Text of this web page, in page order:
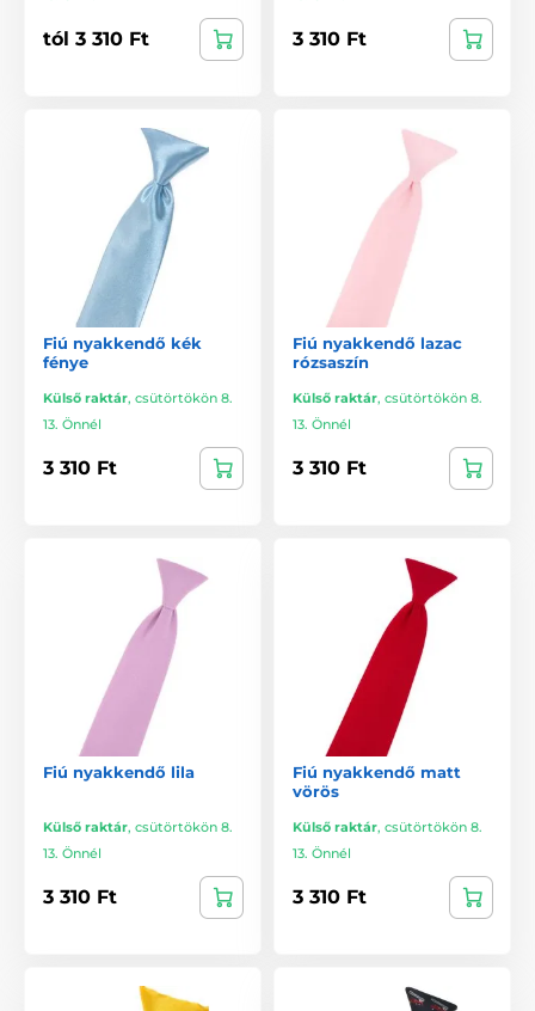
tól 3 310 Ft 3 310 Ft
Fiú nyakkendő kék
fénye
Külső raktár, csütörtökön 8.
13. Önnél
3 310 Ft
Fiú nyakkendő lazac
rózsaszín
Külső raktár, csütörtökön 8.
13. Önnél
3 310 Ft
Fiú nyakkendő lila
Külső raktár, csütörtökön 8.
13. Önnél
3 310 Ft
Fiú nyakkendő matt
vörös
Külső raktár, csütörtökön 8.
13. Önnél
3 310 Ft